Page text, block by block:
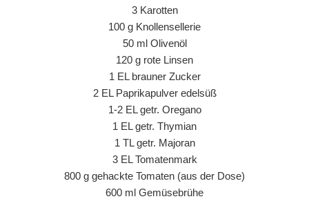
3 Karotten
100 g Knollensellerie
50 ml Olivenöl
120 g rote Linsen
1 EL brauner Zucker
2 EL Paprikapulver edelsüß
1-2 EL getr. Oregano
1 EL getr. Thymian
1 TL getr. Majoran
3 EL Tomatenmark
800 g gehackte Tomaten (aus der Dose)
600 ml Gemüsebrühe